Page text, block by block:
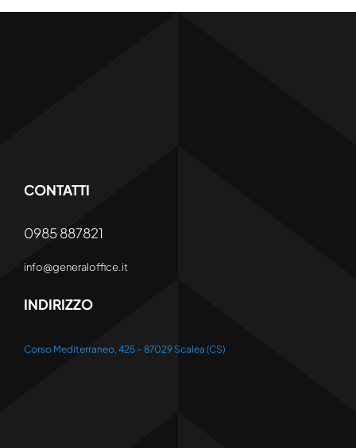
CONTATTI
0985 887821
info@generaloffice.it
INDIRIZZO
Corso Mediterraneo, 425 – 87029 Scalea (CS)